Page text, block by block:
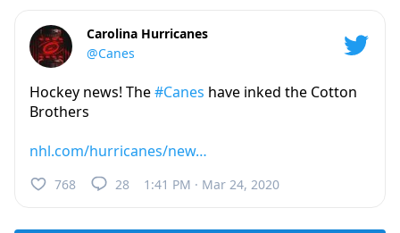
Carolina Hurricanes
@Canes
Hockey news! The#Canes have inked the Cotton
Brothers
nhl.com/hurricanes/new…
768 28 1:41 PM · Mar 24, 2020